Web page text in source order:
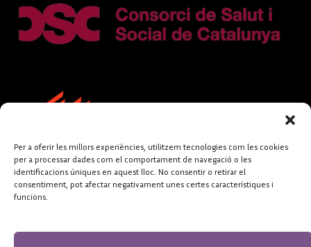
Per a oferir les millors experiències, utilitzem tecnologies com les cookies
per a processar dades com el comportament de navegació o les
identificacions úniques en aquest lloc. No consentir o retirar el
consentiment, pot afectar negativament unes certes característiques i
funcions.
FUNDACIÓ